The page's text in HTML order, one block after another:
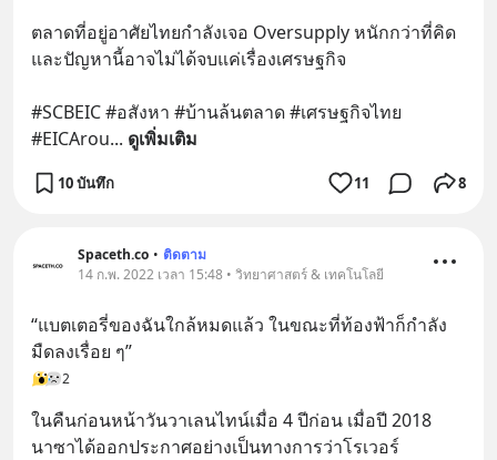
ตลาดที่อยู่อาศัยไทยกำลังเจอ Oversupply หนักกว่าที่คิด
และปัญหานี้อาจไม่ได้จบแค่เรื่องเศรษฐกิจ
#SCBEIC #อสังหา #บ้านล้นตลาด #เศรษฐกิจไทย
#EICArou... ดูเพิ่มเติม
10 บันทึก 11 8
Spaceth.co • ติดตาม
14 ก.พ. 2022 เวลา 15:48 • วิทยาศาสตร์ & เทคโนโลยี
“แบตเตอรี่ของฉันใกล้หมดแล้ว ในขณะที่ท้องฟ้าก็กำลัง
มืดลงเรื่อย ๆ”
2
ในคืนก่อนหน้าวันวาเลนไทน์เมื่อ 4 ปีก่อน เมื่อปี 2018
นาซาได้ออกประกาศอย่างเป็นทางการว่าโรเวอร์